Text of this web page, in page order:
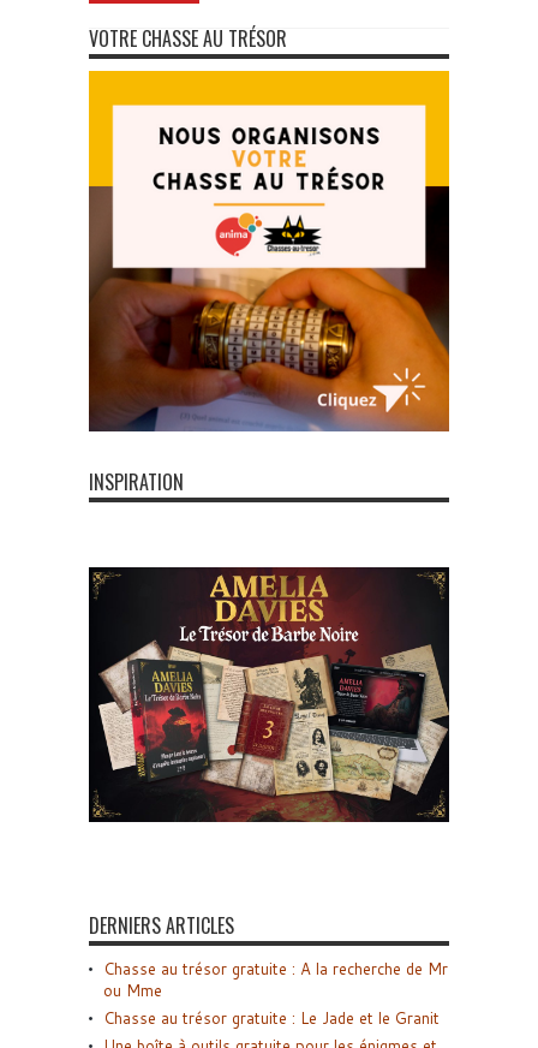
VOTRE CHASSE AU TRÉSOR
INSPIRATION
DERNIERS ARTICLES
Chasse au trésor gratuite : A la recherche de Mr
ou Mme
Chasse au trésor gratuite : Le Jade et le Granit